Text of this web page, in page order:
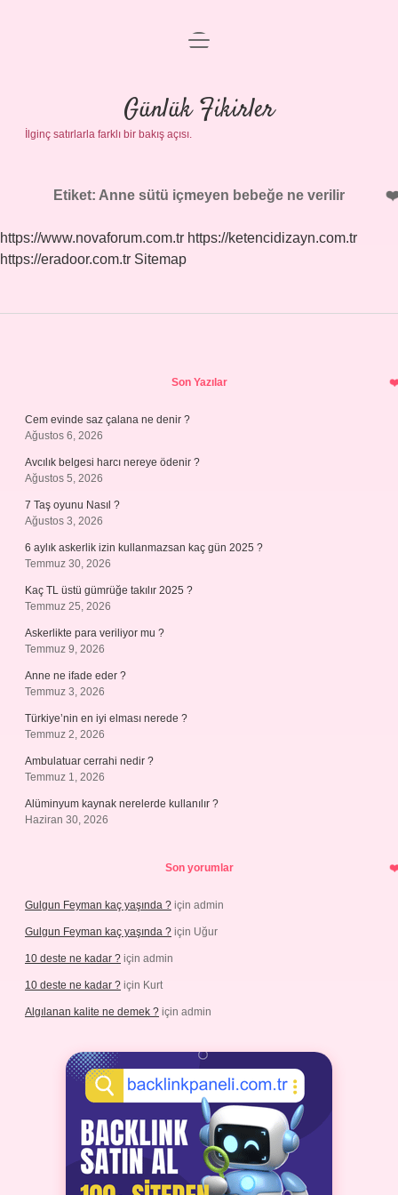
Anasayfa
Gizlilik Politikası
Yasal Uyarı
menüyü
Günlük Fikirler
İlginç satırlarla farklı bir bakış açısı.
Etiket: Anne sütü içmeyen bebeğe ne verilir
https://www.novaforum.com.tr https://ketencidizayn.com.tr
https://eradoor.com.tr Sitemap
Son Yazılar
Cem evinde saz çalana ne denir ?
Ağustos 6, 2026
Avcılık belgesi harcı nereye ödenir ?
Ağustos 5, 2026
7 Taş oyunu Nasıl ?
Ağustos 3, 2026
6 aylık askerlik izin kullanmazsan kaç gün 2025 ?
Temmuz 30, 2026
Kaç TL üstü gümrüğe takılır 2025 ?
Temmuz 25, 2026
Askerlikte para veriliyor mu ?
Temmuz 9, 2026
Anne ne ifade eder ?
Temmuz 3, 2026
Türkiye’nin en iyi elması nerede ?
Temmuz 2, 2026
Ambulatuar cerrahi nedir ?
Temmuz 1, 2026
Alüminyum kaynak nerelerde kullanılır ?
Haziran 30, 2026
Son yorumlar
Gulgun Feyman kaç yaşında ? için admin
Gulgun Feyman kaç yaşında ? için Uğur
10 deste ne kadar ? için admin
10 deste ne kadar ? için Kurt
Algılanan kalite ne demek ? için admin